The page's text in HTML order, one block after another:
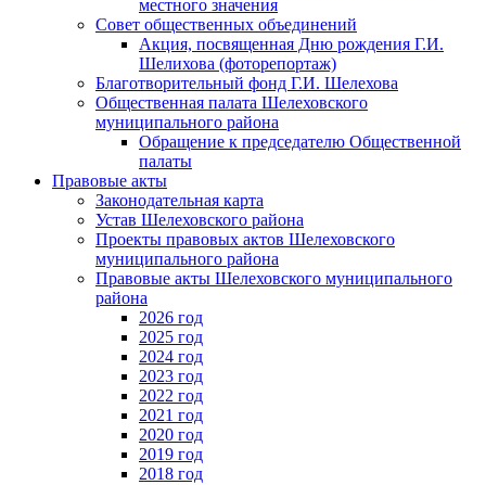
местного значения
Совет общественных объединений
Акция, посвященная Дню рождения Г.И.
Шелихова (фоторепортаж)
Благотворительный фонд Г.И. Шелехова
Общественная палата Шелеховского
муниципального района
Обращение к председателю Общественной
палаты
Правовые акты
Законодательная карта
Устав Шелеховского района
Проекты правовых актов Шелеховского
муниципального района
Правовые акты Шелеховского муниципального
района
2026 год
2025 год
2024 год
2023 год
2022 год
2021 год
2020 год
2019 год
2018 год